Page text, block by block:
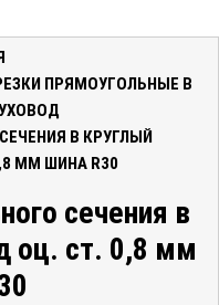
ПРЯМОУГОЛЬНЫЕ В
В КРУГЛЫЙ
ММ ШИНА R30
сечения в
оц. ст. 0,8 мм